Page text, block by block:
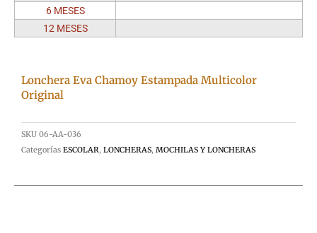
6 MESES
12 MESES
Lonchera Eva Chamoy Estampada Multicolor
Original
SKU 06-AA-036
Categorías ESCOLAR, LONCHERAS, MOCHILAS Y LONCHERAS